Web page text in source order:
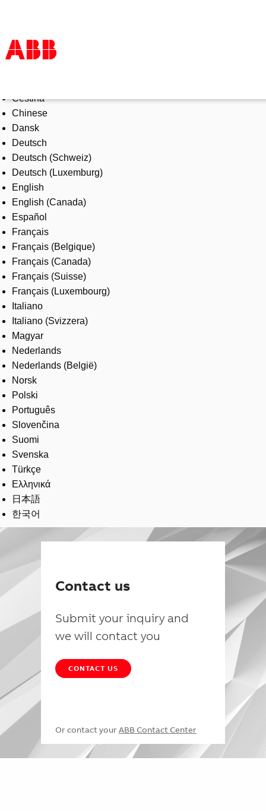
Products & Solutions
Industries
Services
About us
Where to buy
Contact us
Careers
Čeština
Chinese
Dansk
Deutsch
Deutsch (Schweiz)
Deutsch (Luxemburg)
English
English (Canada)
Español
Français
Français (Belgique)
Français (Canada)
Français (Suisse)
Français (Luxembourg)
Italiano
Italiano (Svizzera)
Magyar
Nederlands
Nederlands (België)
Norsk
Polski
Português
Slovenčina
Suomi
Svenska
Türkçe
Ελληνικά
日本語
한국어
Contact us
Submit your inquiry and
we will contact you
CONTACT US
Or contact your ABB Contact Center